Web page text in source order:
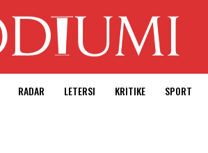
RADAR LETERSI KRITIKE SPORT